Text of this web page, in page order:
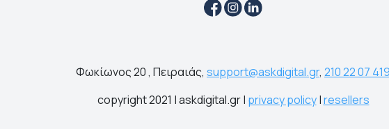
Φωκίωνος 20 , Πειραιάς, support@askdigital.gr, 210 22 07
copyright 2021 | askdigital.gr | privacy policy|resellers